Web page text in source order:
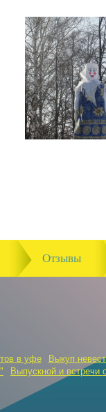
Отзывы
в уфе Выкуп
Выпускной и встречи